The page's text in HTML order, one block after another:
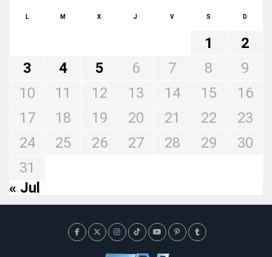
L M X J V S D
1
2
3
4 5 6 7 8
9
10
11 12 13 14 15
16
17
18 19 20 21 22
23
24
25 26 27 28 29
30
31
« Jul